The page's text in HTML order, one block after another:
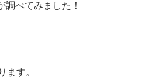
調べてみました！
ます。